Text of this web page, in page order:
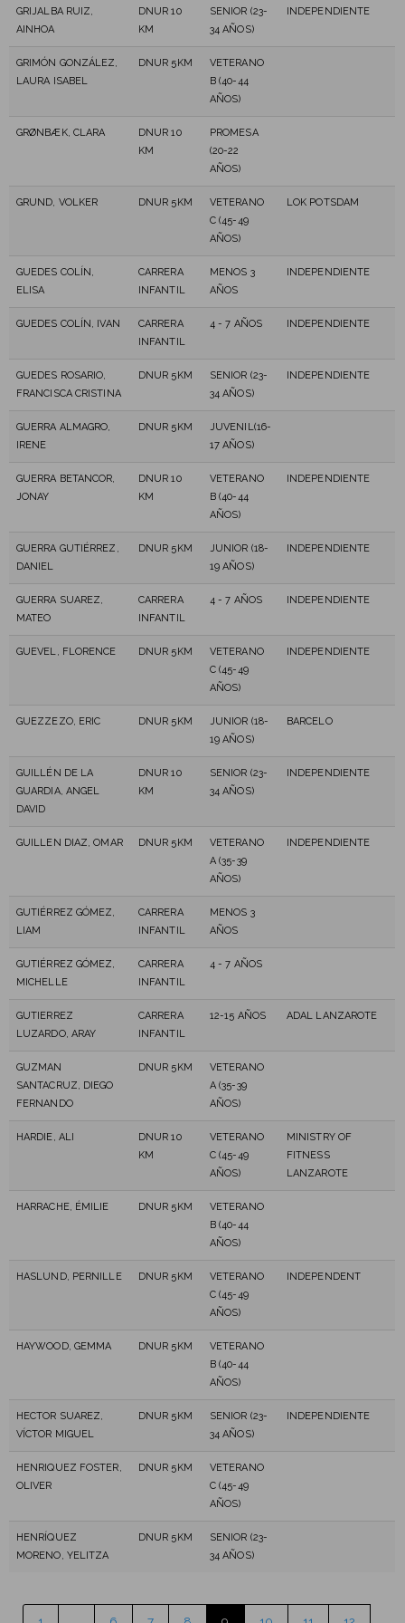
GRIJALBA RUIZ,
AINHOA
DNUR 10
KM
SENIOR (23-
34 AÑOS)
INDEPENDIENTE
GRIMÓN GONZÁLEZ,
LAURA ISABEL
DNUR 5KM
VETERANO
B (40-44
AÑOS)
GRØNBÆK, CLARA
DNUR 10
KM
PROMESA
(20-22
AÑOS)
GRUND, VOLKER DNUR 5KM
VETERANO
C (45-49
AÑOS)
LOK POTSDAM
GUEDES COLÍN,
ELISA
CARRERA
INFANTIL
MENOS 3
AÑOS
INDEPENDIENTE
GUEDES COLÍN, IVAN
CARRERA
INFANTIL
4 - 7 AÑOS INDEPENDIENTE
GUEDES ROSARIO,
FRANCISCA CRISTINA
DNUR 5KM
SENIOR (23-
34 AÑOS)
INDEPENDIENTE
GUERRA ALMAGRO,
IRENE
DNUR 5KM
JUVENIL(16-
17 AÑOS)
GUERRA BETANCOR,
JONAY
DNUR 10
KM
VETERANO
B (40-44
AÑOS)
INDEPENDIENTE
GUERRA GUTIÉRREZ,
DANIEL
DNUR 5KM
JUNIOR (18-
19 AÑOS)
INDEPENDIENTE
GUERRA SUAREZ,
MATEO
CARRERA
INFANTIL
4 - 7 AÑOS INDEPENDIENTE
GUEVEL, FLORENCE DNUR 5KM
VETERANO
C (45-49
AÑOS)
INDEPENDIENTE
GUEZZEZO, ERIC DNUR 5KM
JUNIOR (18-
19 AÑOS)
BARCELO
GUILLÉN DE LA
GUARDIA, ANGEL
DAVID
DNUR 10
KM
SENIOR (23-
34 AÑOS)
INDEPENDIENTE
GUILLEN DIAZ, OMAR DNUR 5KM
VETERANO
A (35-39
AÑOS)
INDEPENDIENTE
GUTIÉRREZ GÓMEZ,
LIAM
CARRERA
INFANTIL
MENOS 3
AÑOS
GUTIÉRREZ GÓMEZ,
MICHELLE
CARRERA
INFANTIL
4 - 7 AÑOS
GUTIERREZ
LUZARDO, ARAY
CARRERA
INFANTIL
12-15 AÑOS ADAL LANZAROTE
GUZMAN
SANTACRUZ, DIEGO
FERNANDO
DNUR 5KM
VETERANO
A (35-39
AÑOS)
HARDIE, ALI
DNUR 10
KM
VETERANO
C (45-49
AÑOS)
MINISTRY OF
FITNESS
LANZAROTE
HARRACHE, ÉMILIE DNUR 5KM
VETERANO
B (40-44
AÑOS)
HASLUND, PERNILLE DNUR 5KM
VETERANO
C (45-49
AÑOS)
INDEPENDENT
HAYWOOD, GEMMA DNUR 5KM
VETERANO
B (40-44
AÑOS)
HECTOR SUAREZ,
VÍCTOR MIGUEL
DNUR 5KM
SENIOR (23-
34 AÑOS)
INDEPENDIENTE
HENRIQUEZ FOSTER,
OLIVER
DNUR 5KM
VETERANO
C (45-49
AÑOS)
HENRÍQUEZ
MORENO, YELITZA
DNUR 5KM
SENIOR (23-
34 AÑOS)